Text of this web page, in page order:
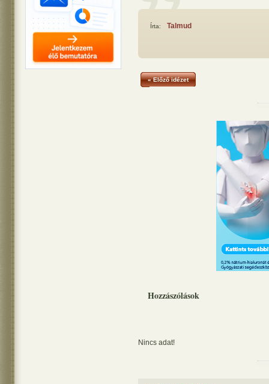
Írta: Talmud
« Előző idézet
Hozzászólások
Nincs adat!